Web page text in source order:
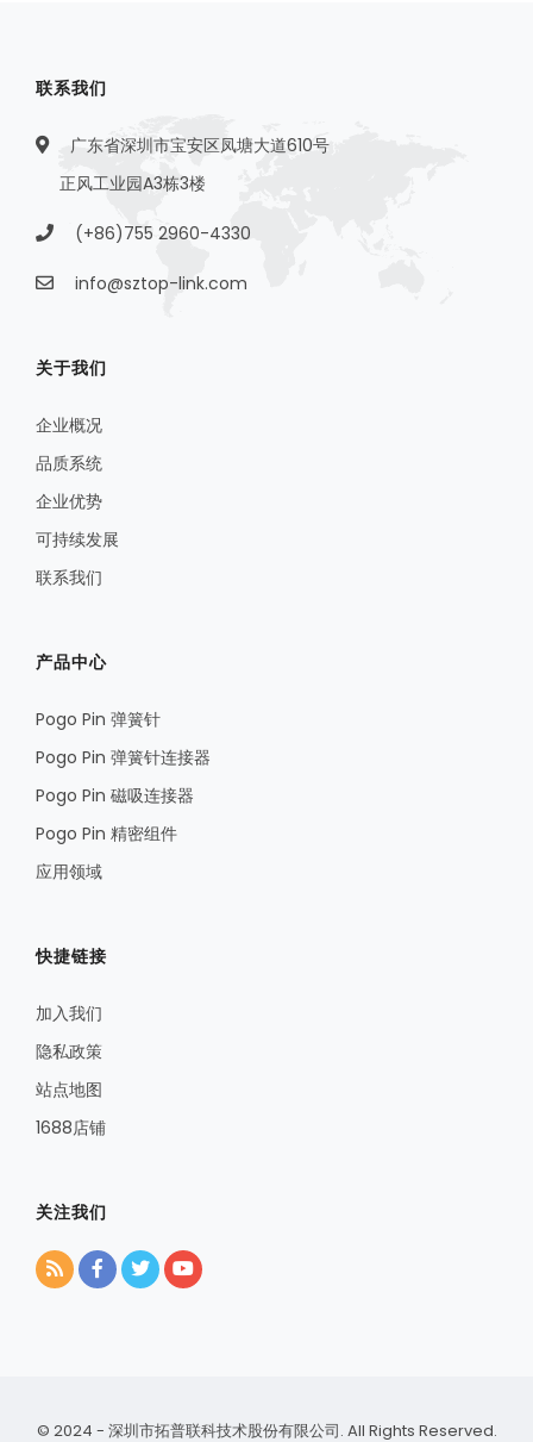
联系我们
广东省深圳市宝安区凤塘大道610号
正风工业园A3栋3楼
(+86)755 2960-4330
info@sztop-link.com
关于我们
企业概况
品质系统
企业优势
可持续发展
联系我们
产品中心
Pogo Pin 弹簧针
Pogo Pin 弹簧针连接器
Pogo Pin 磁吸连接器
Pogo Pin 精密组件
应用领域
快捷链接
加入我们
隐私政策
站点地图
1688店铺
关注我们
© 2024 - 深圳市拓普联科技术股份有限公司. All Rights Reserved.